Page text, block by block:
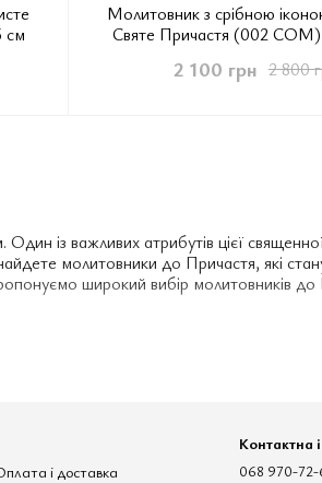
із важливих атрибутів цієї
молитовники до Причастя, які
широкий вибір молитовників
см
Молитовник з срібною
Святе Причастя (002 COM)
2 800
2 100 грн
і доставка
Контактна
068 970-72-